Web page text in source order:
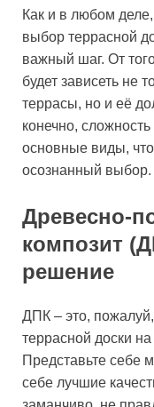
Как и в любом
выбор террасной
важный шаг. От
будет зависеть не
террасы, но и её
конечно,
основные виды,
осознанный выбор.
Древесно-
композит
решение
ДПК – это,
террасной доски
Представьте себе
себе лучшие